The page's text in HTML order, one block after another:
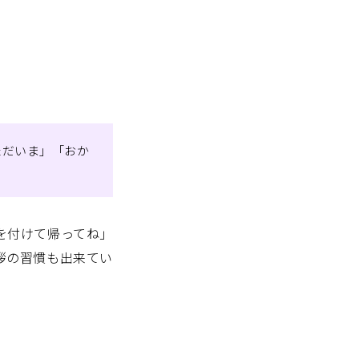
いま」「おか
けて帰ってね」
の習慣も出来てい